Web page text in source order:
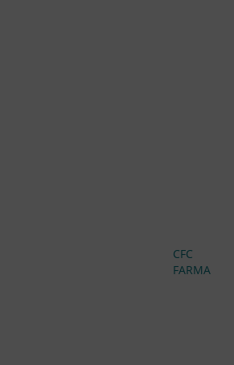
CFC
FARMA